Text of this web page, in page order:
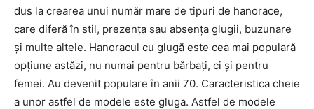
dus la crearea unui număr mare de tipuri de hanorace,
care diferă în stil, prezența sau absența glugii, buzunare
și multe altele. Hanoracul cu glugă este cea mai populară
opțiune astăzi, nu numai pentru bărbați, ci și pentru
femei. Au devenit populare în anii 70. Caracteristica cheie
a unor astfel de modele este gluga. Astfel de modele